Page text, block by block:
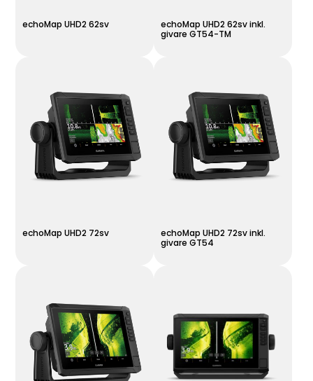
echoMap UHD2 62sv
echoMap UHD2 62sv inkl.
givare GT54-TM
echoMap UHD2 72sv
echoMap UHD2 72sv inkl.
givare GT54